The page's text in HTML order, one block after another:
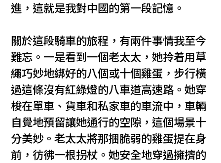
進，這就是我對中國的第一段記憶。
關於這段騎車的旅程，有兩件事情我至今
難忘。一是看到一個老太太，她拎着用草
繩巧妙地綁好的八個或十個雞蛋，步行橫
過這條沒有紅綠燈的八車道高速路。她穿
梭在單車、貨車和私家車的車流中，車輛
自覺地預留讓她通行的空隙，這個場景十
分美妙。老太太將那捆脆弱的雞蛋提在身
前，彷彿一根拐杖。她安全地穿過擁擠的